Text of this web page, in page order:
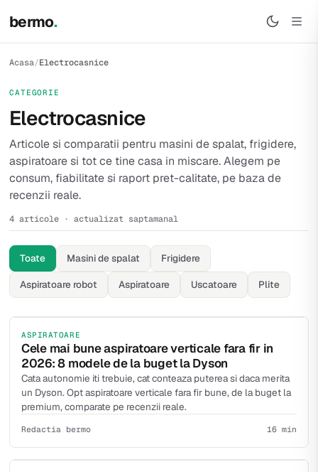
bermo.
Acasa/Electrocasnice
CATEGORIE
Electrocasnice
Articole si comparatii pentru masini de spalat, frigidere,
aspiratoare si tot ce tine casa in miscare. Alegem pe
consum, fiabilitate si raport pret-calitate, pe baza de
recenzii reale.
4 articole · actualizat saptamanal
Toate Masini de spalat Frigidere
Aspiratoare robot Aspiratoare Uscatoare Plite
ASPIRATOARE
Cele mai bune aspiratoare verticale fara fir in
2026: 8 modele de la buget la Dyson
Cata autonomie iti trebuie, cat conteaza puterea si daca merita
un Dyson. Opt aspiratoare verticale fara fir bune, de la buget la
premium, comparate pe recenzii reale.
Redactia bermo 16 min